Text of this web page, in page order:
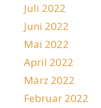
Juli 2022
Juni 2022
Mai 2022
April 2022
März 2022
Februar 2022